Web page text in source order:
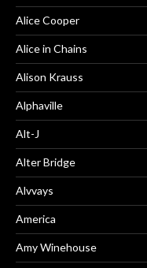
Alice Cooper
Alice in Chains
Alison Krauss
Alphaville
Alt-J
Alter Bridge
Alvvays
America
Amy Winehouse